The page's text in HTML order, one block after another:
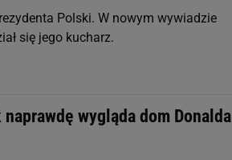
Polski. W nowym wywiadzie
się jego kucharz.
wygląda dom Donalda